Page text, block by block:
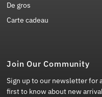
De gros
Carte cadeau
Join Our Community
Sign up to our newsletter for
first to know about new